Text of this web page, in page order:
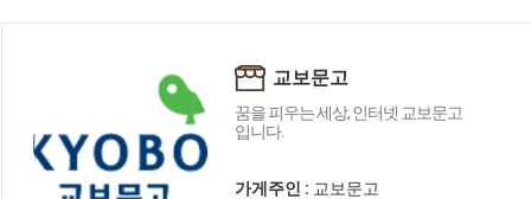
교보문고
꿈을 피우는 세상, 인터넷 교보문고
입니다.
가게주인 : 교보문고